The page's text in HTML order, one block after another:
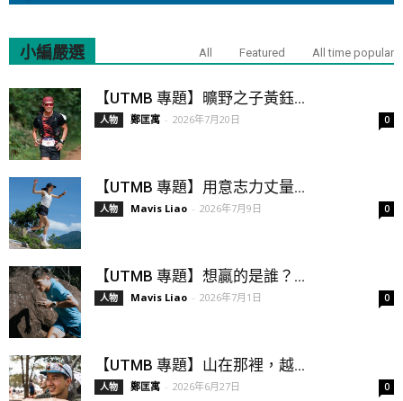
小編嚴選 All Featured All time popular
【UTMB 專題】曠野之子黃鈺...
人物 鄭匡寓 - 2026年7月20日 0
【UTMB 專題】用意志力丈量...
人物 Mavis Liao - 2026年7月9日 0
【UTMB 專題】想贏的是誰？...
人物 Mavis Liao - 2026年7月1日 0
【UTMB 專題】山在那裡，越...
人物 鄭匡寓 - 2026年6月27日 0